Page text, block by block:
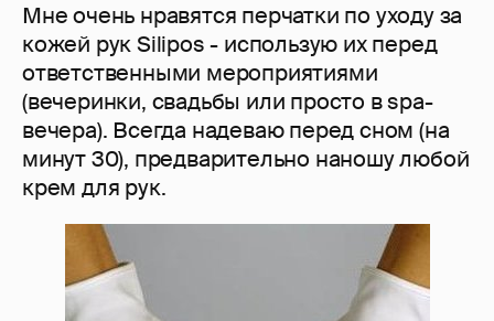
Мне очень нравятся перчатки по уходу за
кожей рук Silipos - использую их перед
ответственными мероприятиями
(вечеринки, свадьбы или просто в spa-
вечера). Всегда надеваю перед сном (на
минут 30), предварительно наношу любой
крем для рук.